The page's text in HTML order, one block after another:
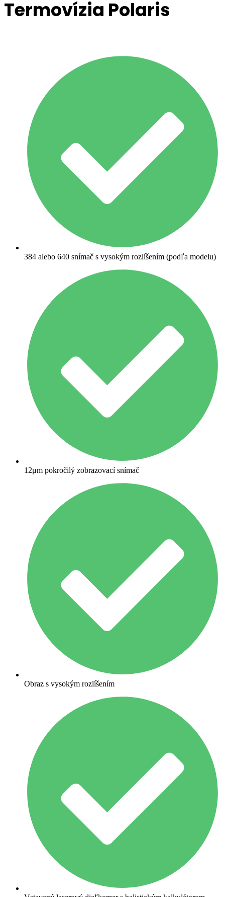
Termovízia Polaris
384 alebo 640 snímač s vysokým rozlíšením (podľa modelu)
12μm pokročilý zobrazovací snímač
Obraz s vysokým rozlíšením